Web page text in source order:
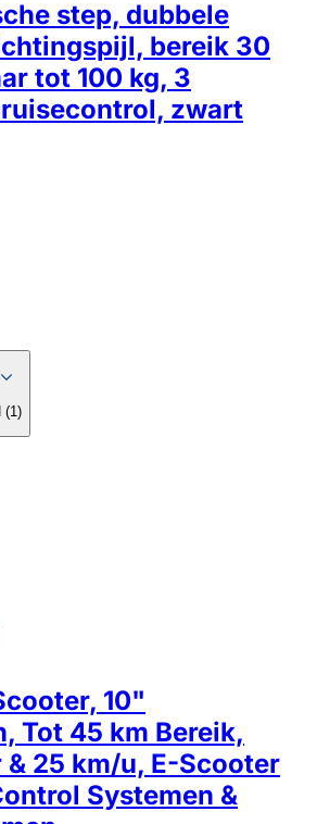
step, dubbele
bereik 30
tot 100 kg, 3
zwart
(1)
10"
Tot 45 km Bereik,
25 km/u, E-Scooter
Systemen &